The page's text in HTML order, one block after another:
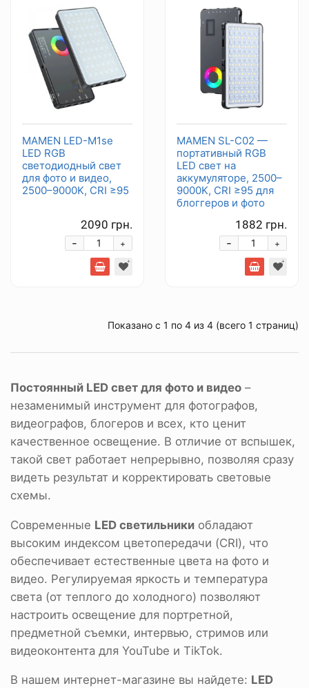
MAMEN LED-M1se
LED RGB
светодиодный свет
для фото и видео,
2500–9000K, CRI ≥95
2090 грн.
+
-
MAMEN SL-C02 —
портативный RGB
LED свет на
аккумуляторе, 2500–
9000K, CRI ≥95 для
блоггеров и фото
1882 грн.
+
-
Показано с 1 по 4 из 4 (всего 1 страниц)
Постоянный LED свет для фото и видео –
незаменимый инструмент для фотографов,
видеографов, блогеров и всех, кто ценит
качественное освещение. В отличие от вспышек,
такой свет работает непрерывно, позволяя сразу
видеть результат и корректировать световые
схемы.
Современные LED светильники обладают
высоким индексом цветопередачи (CRI), что
обеспечивает естественные цвета на фото и
видео. Регулируемая яркость и температура
света (от теплого до холодного) позволяют
настроить освещение для портретной,
предметной съемки, интервью, стримов или
видеоконтента для YouTube и TikTok.
В нашем интернет-магазине вы найдете: LED